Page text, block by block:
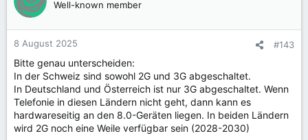
Well-known member
8 August 2025 #143
Bitte genau unterscheiden:
In der Schweiz sind sowohl 2G und 3G abgeschaltet.
In Deutschland und Österreich ist nur 3G abgeschaltet. Wenn
Telefonie in diesen Ländern nicht geht, dann kann es
hardwareseitig an den 8.0-Geräten liegen. In beiden Ländern
wird 2G noch eine Weile verfügbar sein (2028-2030)